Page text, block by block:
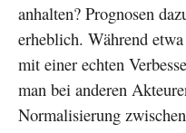
anhalten? Prognosen
erheblich. Während
mit einer echten
man bei anderen
Normalisierung